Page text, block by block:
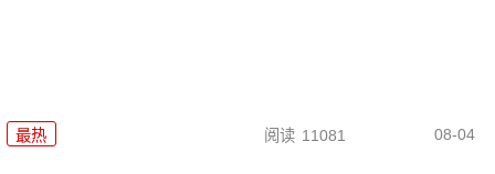
最热 阅读 11081 08-04